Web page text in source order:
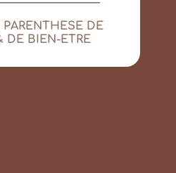
DE
DE BIEN-ETRE